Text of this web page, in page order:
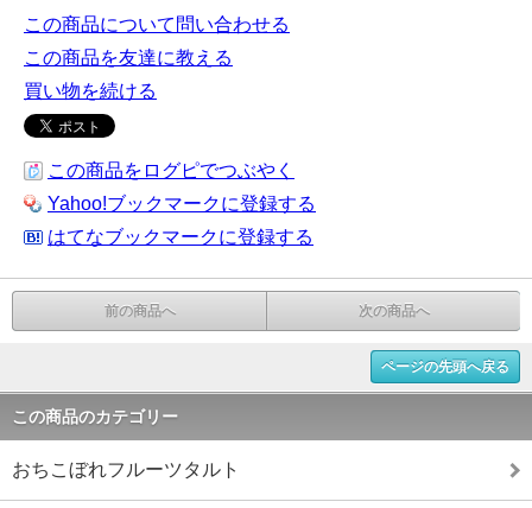
この商品について問い合わせる
この商品を友達に教える
買い物を続ける
この商品をログピでつぶやく
Yahoo!ブックマークに登録する
はてなブックマークに登録する
前の商品へ 次の商品へ
ページの先頭へ戻る
この商品のカテゴリー
おちこぼれフルーツタルト